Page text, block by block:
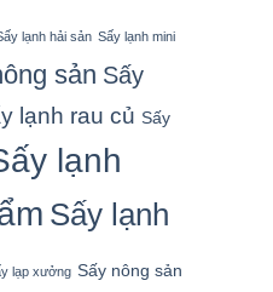
lạnh hải sản Sấy lạnh mini
sản Sấy
lạnh rau củ Sấy
lạnh
Sấy lạnh
lạp xưởng Sấy nông sản